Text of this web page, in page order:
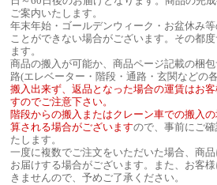
ご案内いたします。
年末年始・ゴールデンウィーク・お盆休み
ことができない場合がございます。その都
ます。
商品の搬入が可能か、商品ページ記載の梱
路(エレベーター・階段・通路・玄関などの
搬入出来ず、返品となった場合の運賃はお
すのでご注意下さい。
階段からの搬入またはクレーン車での搬入
算される場合がございますので、事前にご
たします。
一度に複数でご注文をいただいた場合、商
お届けする場合がございます。また、お客
きませんので、予めご了承ください。